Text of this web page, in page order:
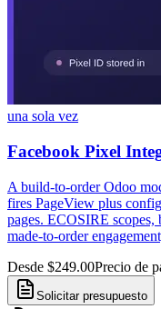
una sola vez
Facebook Pixel
A build-to-order Odoo
fires PageView plus
pages. ECOSIRE
made-to-order
Desde $249.00Precio de
Solicitar presupuesto